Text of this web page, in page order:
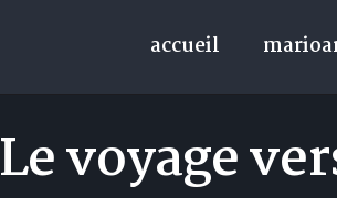
accueil
Le voyage